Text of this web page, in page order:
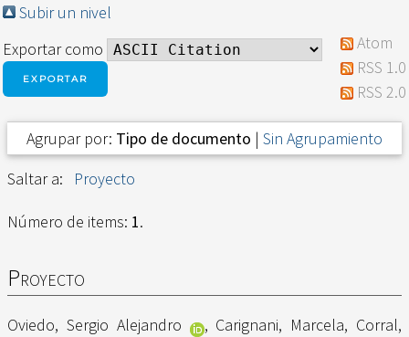
Subir un nivel
Exportar como
Atom
RSS 1.0
RSS 2.0
Agrupar por: Tipo de documento | Sin Agrupamiento
Saltar a:
Proyecto
Número de items: 1.
Proyecto
Oviedo, Sergio Alejandro , Carignani, Marcela, Corral,